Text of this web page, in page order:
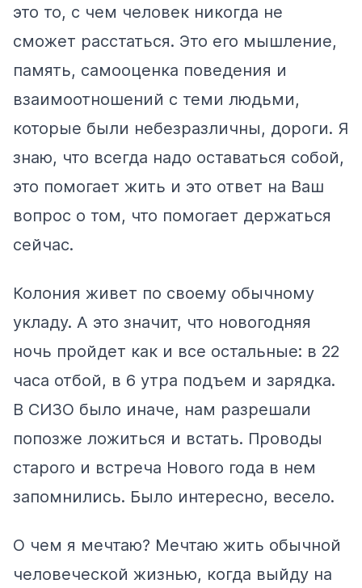
это то, с чем человек никогда не
сможет расстаться. Это его мышление,
память, самооценка поведения и
взаимоотношений с теми людьми,
которые были небезразличны, дороги. Я
знаю, что всегда надо оставаться собой,
это помогает жить и это ответ на Ваш
вопрос о том, что помогает держаться
сейчас.
Колония живет по своему обычному
укладу. А это значит, что новогодняя
ночь пройдет как и все остальные: в 22
часа отбой, в 6 утра подъем и зарядка.
В СИЗО было иначе, нам разрешали
попозже ложиться и встать. Проводы
старого и встреча Нового года в нем
запомнились. Было интересно, весело.
О чем я мечтаю? Мечтаю жить обычной
человеческой жизнью, когда выйду на